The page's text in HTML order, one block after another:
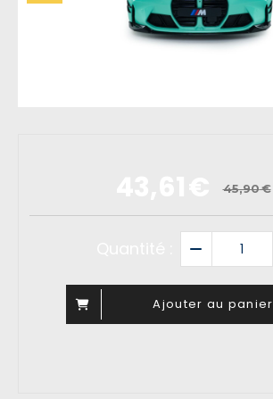
45,90€
Ajouter au panier